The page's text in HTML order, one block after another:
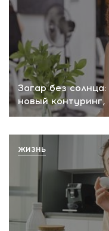
Загар без
новый
ЖИЗНЬ